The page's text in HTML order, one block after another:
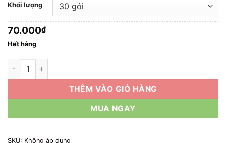
90.000₫
Khối lượng
70.000₫
Hết hàng
1kg Trà Túi Lọc Giảo Cổ Lam Giá Rẻ số lượng
THÊM VÀO GIỎ HÀNG
MUA NGAY
SKU: Không áp dụng